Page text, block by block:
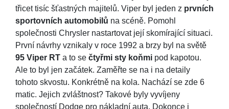
třicet tisíc šťastných majitelů. Viper byl jeden z prvních
sportovních automobilů na scéně. Pomohl
společnosti Chrysler nastartovat její skomírající situaci.
První návrhy vznikaly v roce 1992 a brzy byl na světě
95 Viper RT a to se čtyřmi sty koňmi pod kapotou.
Ale to byl jen začátek. Zaměřte se na i na detaily
tohoto skvostu. Konkrétně na kola. Nachází se zde 6
matic. Jejich zvláštnost? Takové byly vyvíjeny
společností Dodge pro nákladní auta. Dokonce i